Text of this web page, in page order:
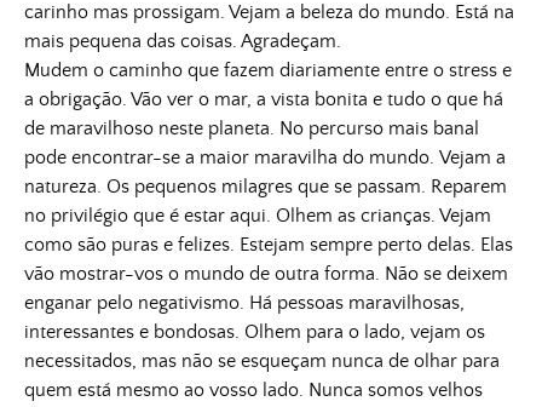
carinho mas prossigam. Vejam a beleza do mundo. Está na
mais pequena das coisas. Agradeçam.
Mudem o caminho que fazem diariamente entre o stress e
a obrigação. Vão ver o mar, a vista bonita e tudo o que há
de maravilhoso neste planeta. No percurso mais banal
pode encontrar-se a maior maravilha do mundo. Vejam a
natureza. Os pequenos milagres que se passam. Reparem
no privilégio que é estar aqui. Olhem as crianças. Vejam
como são puras e felizes. Estejam sempre perto delas. Elas
vão mostrar-vos o mundo de outra forma. Não se deixem
enganar pelo negativismo. Há pessoas maravilhosas,
interessantes e bondosas. Olhem para o lado, vejam os
necessitados, mas não se esqueçam nunca de olhar para
quem está mesmo ao vosso lado. Nunca somos velhos